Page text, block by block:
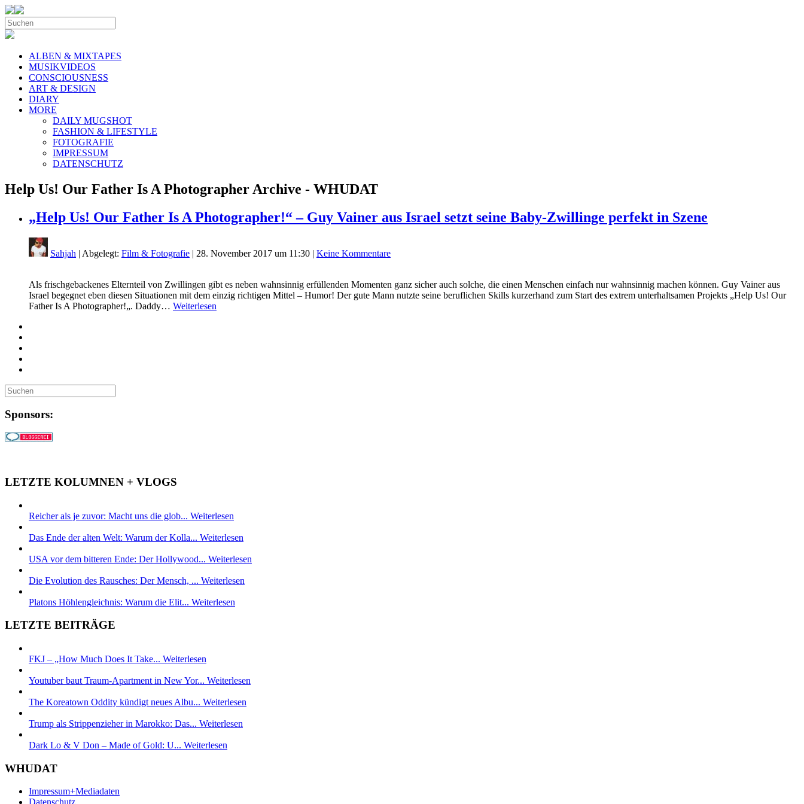
ALBEN & MIXTAPES
MUSIKVIDEOS
CONSCIOUSNESS
ART & DESIGN
DIARY
MORE
DAILY MUGSHOT
FASHION & LIFESTYLE
FOTOGRAFIE
IMPRESSUM
DATENSCHUTZ
Help Us! Our Father Is A Photographer Archive - WHUDAT
„Help Us! Our Father Is A Photographer!“ – Guy Vainer aus Israel setzt seine Baby-Zwillinge perfekt in Szene
Sahjah | Abgelegt: Film & Fotografie | 28. November 2017 um 11:30 | Keine Kommentare
Als frischgebackenes Elternteil von Zwillingen gibt es neben wahnsinnig erfüllenden Momenten ganz sicher auch solche, die einen Menschen einfach nur wahnsinnig machen können. Guy Vainer aus
Israel begegnet eben diesen Situationen mit dem einzig richtigen Mittel – Humor! Der gute Mann nutzte seine beruflichen Skills kurzerhand zum Start des extrem unterhaltsamen Projekts „Help Us! Our
Father Is A Photographer!„. Daddy… Weiterlesen
Sponsors:
LETZTE KOLUMNEN + VLOGS
Reicher als je zuvor: Macht uns die glob... Weiterlesen
Das Ende der alten Welt: Warum der Kolla... Weiterlesen
USA vor dem bitteren Ende: Der Hollywood... Weiterlesen
Die Evolution des Rausches: Der Mensch, ... Weiterlesen
Platons Höhlengleichnis: Warum die Elit... Weiterlesen
LETZTE BEITRÄGE
FKJ – „How Much Does It Take... Weiterlesen
Youtuber baut Traum-Apartment in New Yor... Weiterlesen
The Koreatown Oddity kündigt neues Albu... Weiterlesen
Trump als Strippenzieher in Marokko: Das... Weiterlesen
Dark Lo & V Don – Made of Gold: U... Weiterlesen
WHUDAT
Impressum+Mediadaten